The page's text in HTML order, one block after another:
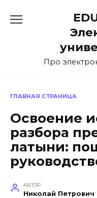
Про
ГЛАВНАЯ СТРАНИЦА
Освоение
разбора
латыни:
АВТОР
Николай Петрович